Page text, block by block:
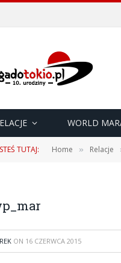
WORLD
TUTAJ: Home » Relacje
ON 16 CZERWCA 2015